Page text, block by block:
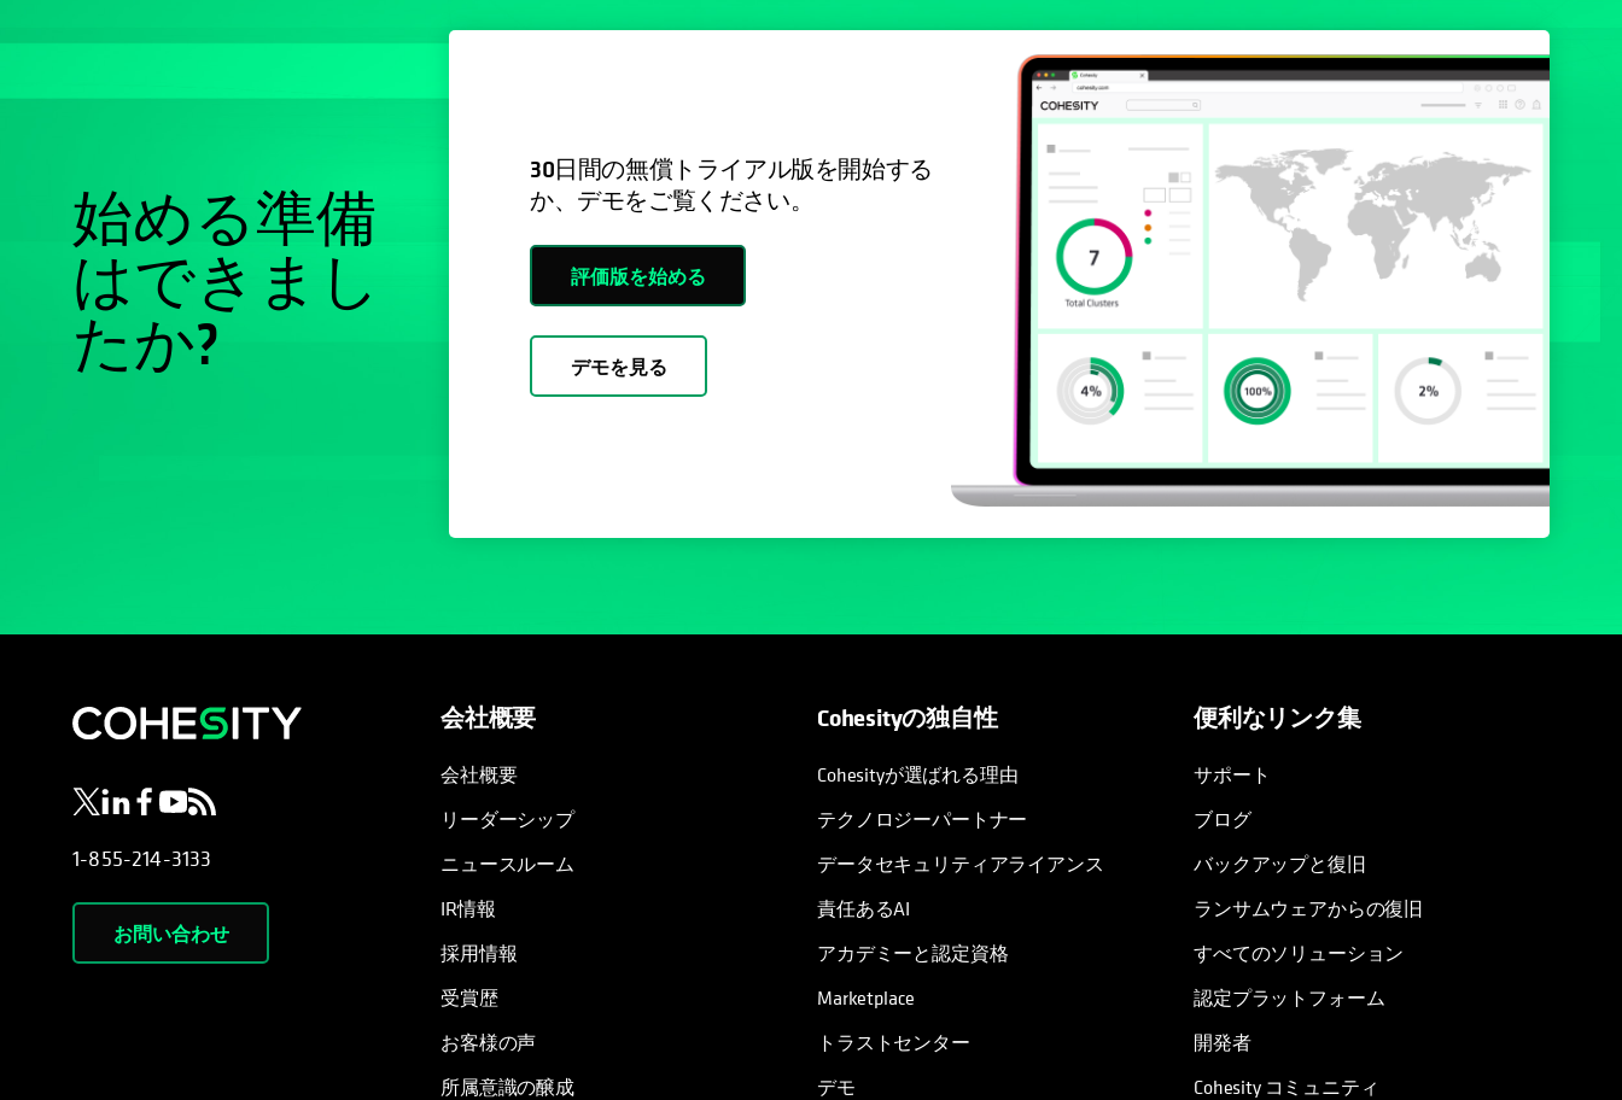
始める準備
はできまし
たか?
30日間の無償トライアル版を開始する
か、デモをご覧ください。
評価版を始める
デモを見る
新しいタブで開く
新しいタブで開く
新しいタブで開く
新しいタブで開く
新しいタブで開く
1-855-214-3133
お問い合わせ
会社概要
会社概要
リーダーシップ
ニュースルーム
IR情報
採用情報
受賞歴
お客様の声
所属意識の醸成
Cohesityの独自性
Cohesityが選ばれる理由
テクノロジーパートナー
データセキュリティアライアンス
責任あるAI
アカデミーと認定資格
Marketplace
トラストセンター
デモ
便利なリンク集
サポート
ブログ
バックアップと復旧
ランサムウェアからの復旧
すべてのソリューション
認定プラットフォーム
開発者
新しいタブで開く
Cohesity コミュニティ